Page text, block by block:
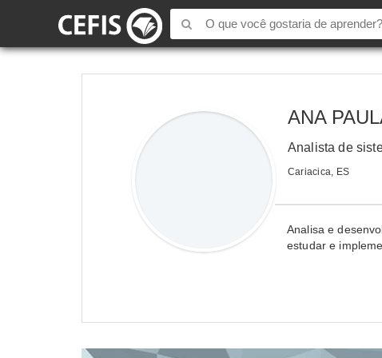
ANA
Analista de
Cariacica, ES
Analisa e
estudar e